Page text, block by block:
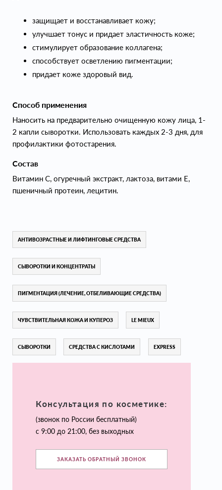
защищает и восстанавливает кожу;
улучшает тонус и придает эластичность коже;
стимулирует образование коллагена;
способствует осветлению пигментации;
придает коже здоровый вид.
Способ применения
Наносить на предварительно очищенную кожу лица, 1-
2 капли сыворотки. Использовать каждых 2-3 дня, для
профилактики фотостарения.
Состав
Витамин С, огуречный экстракт, лактоза, витами Е,
пшеничный протеин, лецитин.
АНТИВОЗРАСТНЫЕ И ЛИФТИНГОВЫЕ СРЕДСТВА
СЫВОРОТКИ И КОНЦЕНТРАТЫ
ПИГМЕНТАЦИЯ (ЛЕЧЕНИЕ, ОТБЕЛИВАЮЩИЕ СРЕДСТВА)
ЧУВСТВИТЕЛЬНАЯ КОЖА И КУПЕРОЗ LE MIEUX
СЫВОРОТКИ СРЕДСТВА С КИСЛОТАМИ EXPRESS
Консультация по косметике:
(звонок по России бесплатный)
с 9:00 до 21:00, без выходных
ЗАКАЗАТЬ ОБРАТНЫЙ ЗВОНОК